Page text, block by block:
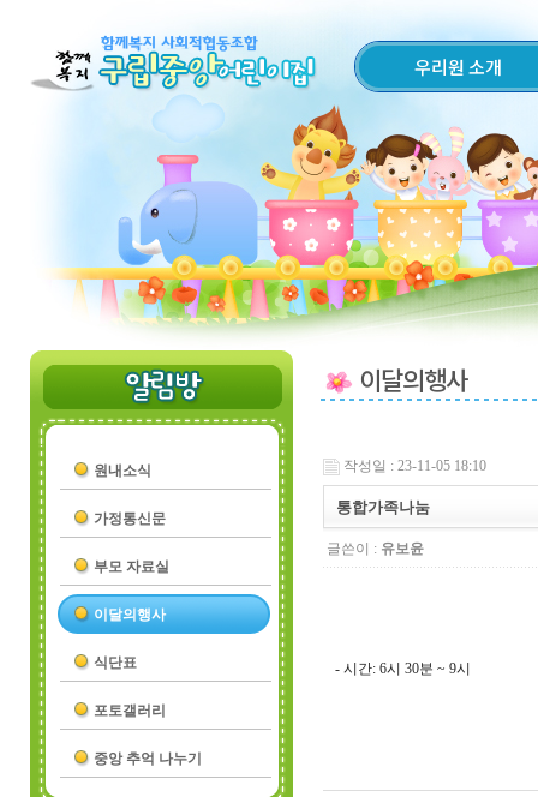
우리원 소개
원내소식
가정통신문
부모 자료실
이달의행사
식단표
포토갤러리
중앙 추억 나누기
이달의행사
작성일 : 23-11-05 18:10
통합가족나눔
글쓴이 : 유보윤
- 시간: 6시 30분 ~ 9시